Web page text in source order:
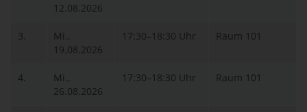
12.08.2026
3.
Mi.,
19.08.2026
17:30–18:30 Uhr Raum 101
4.
Mi.,
26.08.2026
17:30–18:30 Uhr Raum 101